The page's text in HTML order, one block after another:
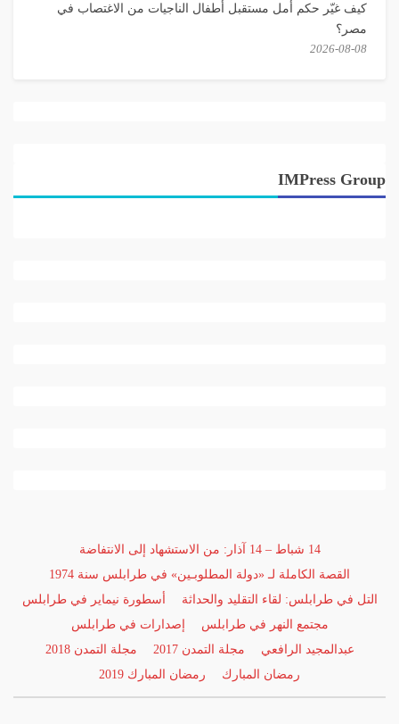
كيف غيّر حكم أمل مستقبل أطفال الناجيات من الاغتصاب في
مصر؟
2026-08-08
IMPress Group
14 شباط – 14 آذار: من الاستشهاد إلى الانتفاضة
القصة الكاملة لـ «دولة المطلوبـين» في طرابلس سنة 1974
التل في طرابلس: لقاء التقليد والحداثة
أسطورة نيماير في طرابلس
مجتمع النهر في طرابلس
إصدارات في طرابلس
عبدالمجيد الرافعي
مجلة التمدن 2017
مجلة التمدن 2018
رمضان المبارك
رمضان المبارك 2019